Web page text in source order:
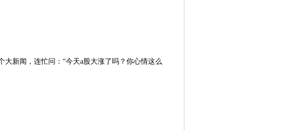
新闻，连忙问：“今天a股大涨了吗？你心情这么